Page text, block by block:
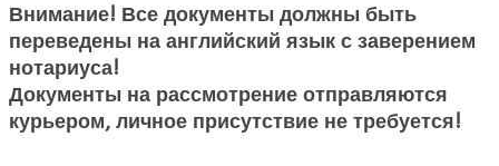
Внимание! Все документы должны быть
переведены на английский язык с заверением
нотариуса!
Документы на рассмотрение отправляются
курьером, личное присутствие не требуется!